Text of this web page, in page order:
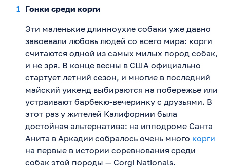
Гонки среди корги
Эти маленькие длинноухие собаки уже давно
завоевали любовь людей со всего мира: корги
считаются одной из самых милых пород собак,
и не зря. В конце весны в США официально
стартует летний сезон, и многие в последний
майский уикенд выбираются на побережье или
устраивают барбекю-вечеринку с друзьями. В
этот раз у жителей Калифорнии была
достойная альтернатива: на ипподроме Санта
Анита в Аркадии собралось очень много корги
на первые в истории соревнования среди
собак этой породы — Corgi Nationals.